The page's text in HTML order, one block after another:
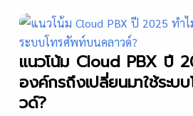
แนวโน้ม Cloud PBX ปี
องค์กรถึงเปลี่ยนมาใช้ระบ
วด์?